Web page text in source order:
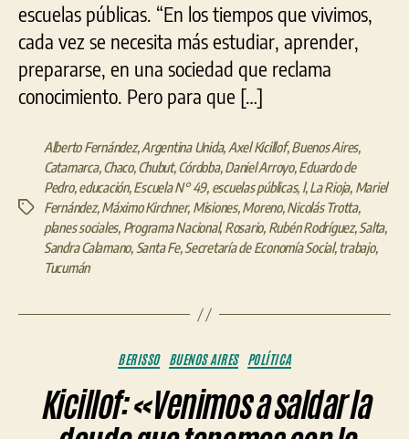
escuelas públicas. “En los tiempos que vivimos,
cada vez se necesita más estudiar, aprender,
prepararse, en una sociedad que reclama
conocimiento. Pero para que […]
Etiquetas
Alberto Fernández,Argentina Unida, Axel Kicillof,Buenos Aires,
Catamarca,Chaco,Chubut,Córdoba,Daniel Arroyo,Eduardo de
Pedro,educación,Escuela N° 49, escuelas públicas, l,La Rioja, Mariel
Fernández,Máximo Kirchner, Misiones,Moreno,Nicolás Trotta,
planes sociales, Programa Nacional,Rosario, Rubén Rodríguez,Salta,
Sandra Calamano, Santa Fe,Secretaría de Economía Social,trabajo,
Tucumán
Categorías
BERISSO BUENOS AIRES POLÍTICA
Kicillof: «Venimos a saldar la